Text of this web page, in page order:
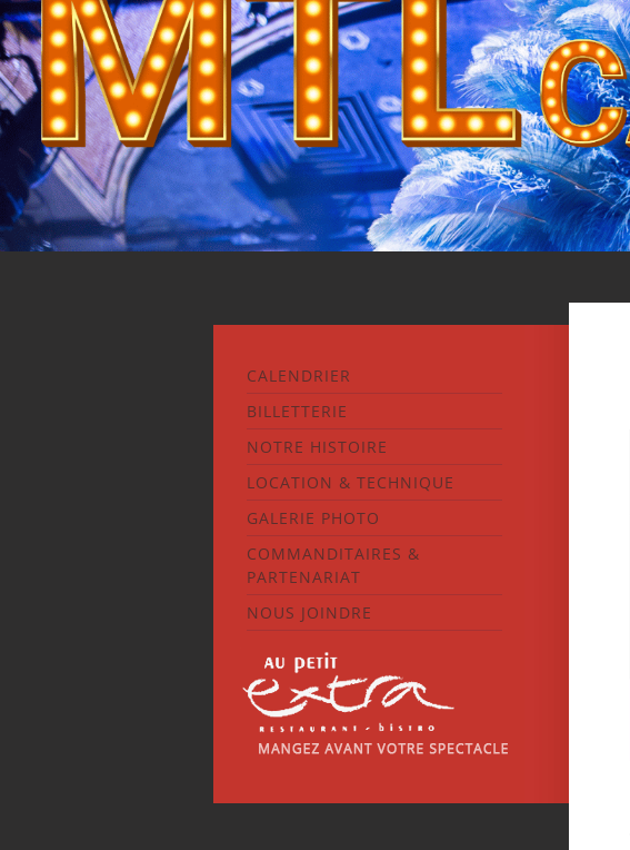
CALENDRIER
BILLETTERIE
NOTRE HISTOIRE
LOCATION & TECHNIQUE
GALERIE PHOTO
COMMANDITAIRES &
PARTENARIAT
NOUS JOINDRE